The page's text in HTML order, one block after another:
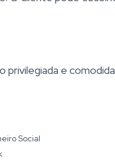
privilegiada e
Social